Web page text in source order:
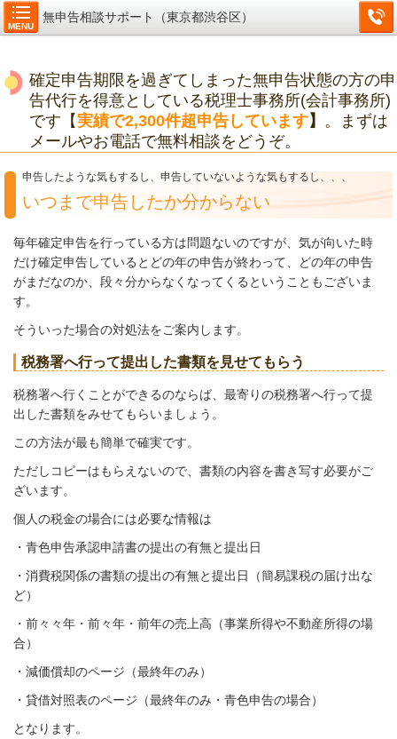
MENU
無申告相談サポート（東京都渋谷区）
確定申告期限を過ぎてしまった無申告状態の方の申
告代行を得意としている税理士事務所(会計事務所)
です【実績で2,300件超申告しています】 。まずは
メールやお電話で無料相談をどうぞ。
申告したような気もするし、申告していないような気もするし、、、
いつまで申告したか分からない
毎年確定申告を行っている方は問題ないのですが、気が向いた時
だけ確定申告しているとどの年の申告が終わって、どの年の申告
がまだなのか、段々分からなくなってくるということもございま
す。
そういった場合の対処法をご案内します。
税務署へ行って提出した書類を見せてもらう
税務署へ行くことができるのならば、最寄りの税務署へ行って提
出した書類をみせてもらいましょう。
この方法が最も簡単で確実です。
ただしコピーはもらえないので、書類の内容を書き写す必要がご
ざいます。
個人の税金の場合には必要な情報は
・青色申告承認申請書の提出の有無と提出日
・消費税関係の書類の提出の有無と提出日（簡易課税の届け出な
ど）
・前々々年・前々年・前年の売上高（事業所得や不動産所得の場
合）
・減価償却のページ（最終年のみ）
・貸借対照表のページ（最終年のみ・青色申告の場合）
となります。